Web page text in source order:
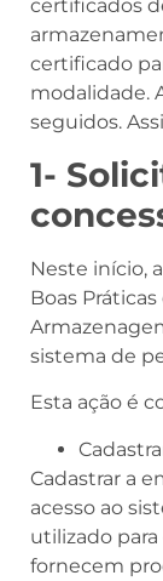
certificados
certificado
modalidade.
seguidos.
1-
Neste início,
Boas
sistema de
Esta ação é
Cadastrar a
acesso ao
utilizado
fornecem